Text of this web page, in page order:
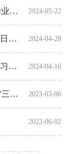
南湖学院举行党纪学习教育暨2024届毕业生党员教育大会 2024-05-22
南湖学院机关一、二党支部举行主题党日活动 2024-04-28
南湖学院召开专题会议布置开展党纪学习教育工作 2024-04-16
南湖学院开展“巾帼心向党 奋进新时代”三八妇女节主题活动 2023-03-06
2022-06-02